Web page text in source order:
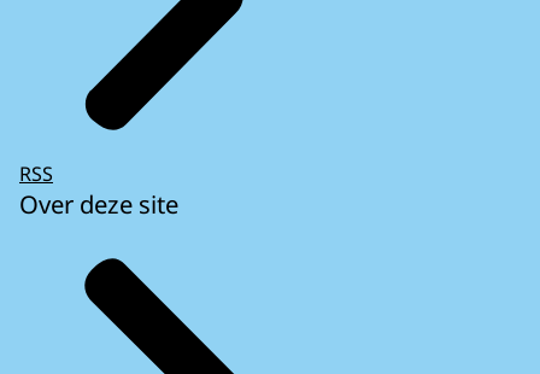
RSS
Over deze site